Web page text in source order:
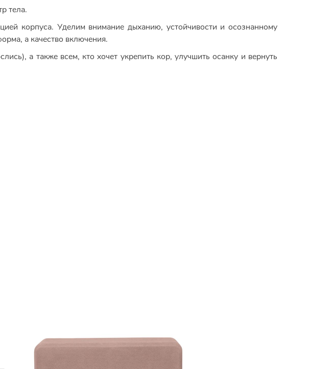
тела.
корпуса. Уделим внимание дыханию, устойчивости и осознанному
а качество включения.
а также всем, кто хочет укрепить кор, улучшить осанку и вернуть